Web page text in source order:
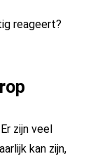
reageert?
zijn veel
kan zijn,